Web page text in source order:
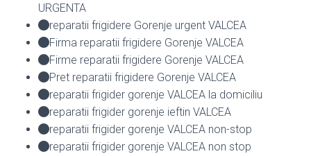
URGENTA
reparatii frigidere Gorenje urgent VALCEA
Firma reparatii frigidere Gorenje VALCEA
Firme reparatii frigidere Gorenje VALCEA
Pret reparatii frigidere Gorenje VALCEA
reparatii frigider gorenje VALCEA la domiciliu
reparatii frigider gorenje ieftin VALCEA
reparatii frigider gorenje VALCEA non-stop
reparatii frigider gorenje VALCEA non stop